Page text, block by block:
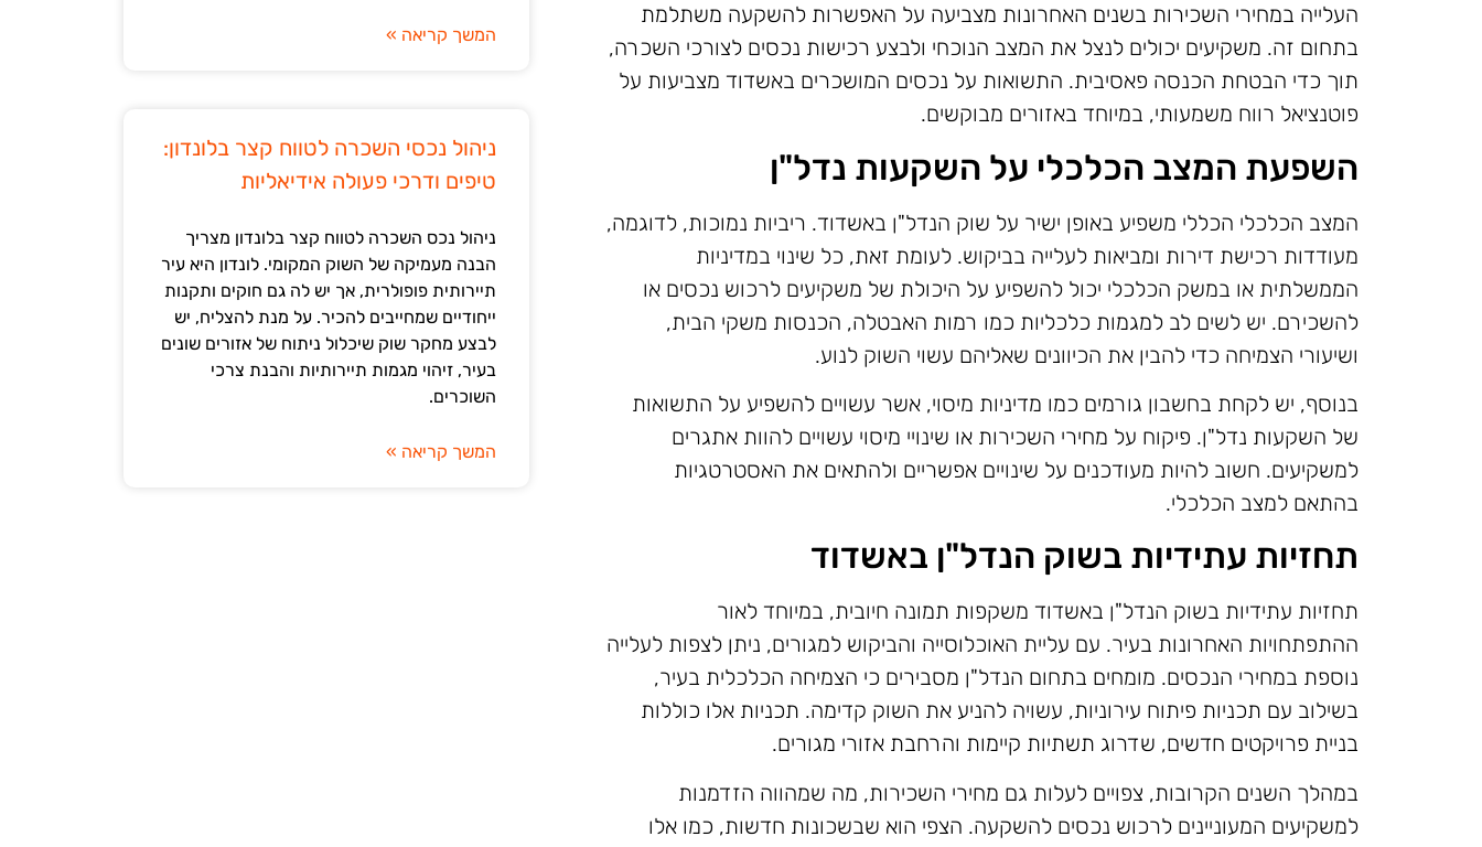
המשך קריאה »
ניהול נכסי השכרה לטווח קצר בלונדון:
טיפים ודרכי פעולה אידיאליות
ניהול נכס השכרה לטווח קצר בלונדון מצריך
הבנה מעמיקה של השוק המקומי. לונדון היא עיר
תיירותית פופולרית, אך יש לה גם חוקים ותקנות
ייחודיים שמחייבים להכיר. על מנת להצליח, יש
לבצע מחקר שוק שיכלול ניתוח של אזורים שונים
בעיר, זיהוי מגמות תיירותיות והבנת צרכי
השוכרים.
המשך קריאה »
העלייה במחירי השכירות בשנים האחרונות מצביעה על האפשרות להשקעה משתלמת
בתחום זה. משקיעים יכולים לנצל את המצב הנוכחי ולבצע רכישות נכסים לצורכי השכרה,
תוך כדי הבטחת הכנסה פאסיבית. התשואות על נכסים המושכרים באשדוד מצביעות על
פוטנציאל רווח משמעותי, במיוחד באזורים מבוקשים.
השפעת המצב הכלכלי על השקעות נדל"ן
המצב הכלכלי הכללי משפיע באופן ישיר על שוק הנדל"ן באשדוד. ריביות נמוכות, לדוגמה,
מעודדות רכישת דירות ומביאות לעלייה בביקוש. לעומת זאת, כל שינוי במדיניות
הממשלתית או במשק הכלכלי יכול להשפיע על היכולת של משקיעים לרכוש נכסים או
להשכירם. יש לשים לב למגמות כלכליות כמו רמות האבטלה, הכנסות משקי הבית,
ושיעורי הצמיחה כדי להבין את הכיוונים שאליהם עשוי השוק לנוע.
בנוסף, יש לקחת בחשבון גורמים כמו מדיניות מיסוי, אשר עשויים להשפיע על התשואות
של השקעות נדל"ן. פיקוח על מחירי השכירות או שינויי מיסוי עשויים להוות אתגרים
למשקיעים. חשוב להיות מעודכנים על שינויים אפשריים ולהתאים את האסטרטגיות
בהתאם למצב הכלכלי.
תחזיות עתידיות בשוק הנדל"ן באשדוד
תחזיות עתידיות בשוק הנדל"ן באשדוד משקפות תמונה חיובית, במיוחד לאור
ההתפתחויות האחרונות בעיר. עם עליית האוכלוסייה והביקוש למגורים, ניתן לצפות לעלייה
נוספת במחירי הנכסים. מומחים בתחום הנדל"ן מסבירים כי הצמיחה הכלכלית בעיר,
בשילוב עם תכניות פיתוח עירוניות, עשויה להניע את השוק קדימה. תכניות אלו כוללות
בניית פרויקטים חדשים, שדרוג תשתיות קיימות והרחבת אזורי מגורים.
במהלך השנים הקרובות, צפויים לעלות גם מחירי השכירות, מה שמהווה הזדמנות
למשקיעים המעוניינים לרכוש נכסים להשקעה. הצפי הוא שבשכונות חדשות, כמו אלו